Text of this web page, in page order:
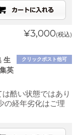
¥3,000(税込)
クリックポスト他可
生
英
酷い状態ではあり
の経年劣化はご理